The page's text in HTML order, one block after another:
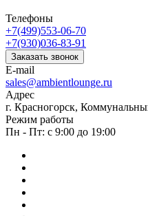
Телефоны
+7(499)553-06-70
+7(930)036-83-91
Заказать звонок
E-mail
sales@ambientlounge.ru
Адрес
г. Красногорск,
Режим работы
Пн - Пт: с 9:00 до 19:00